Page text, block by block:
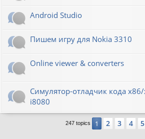
Android Studio
Пишем игру для Nokia 3310
Online viewer & converters
Симулятор-отладчик кода
i8080
247 topics 1 2 3 4 5